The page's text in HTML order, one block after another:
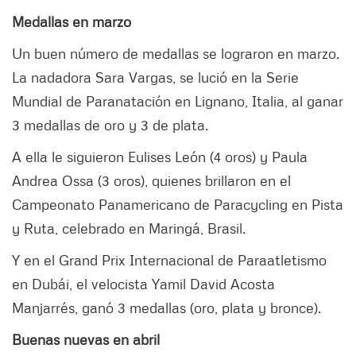
Medallas en marzo
Un buen número de medallas se lograron en marzo.
La nadadora Sara Vargas, se lució en la Serie
Mundial de Paranatación en Lignano, Italia, al ganar
3 medallas de oro y 3 de plata.
A ella le siguieron Eulises León (4 oros) y Paula
Andrea Ossa (3 oros), quienes brillaron en el
Campeonato Panamericano de Paracycling en Pista
y Ruta, celebrado en Maringá, Brasil.
Y en el Grand Prix Internacional de Paraatletismo
en Dubái, el velocista Yamil David Acosta
Manjarrés, ganó 3 medallas (oro, plata y bronce).
Buenas nuevas en abril